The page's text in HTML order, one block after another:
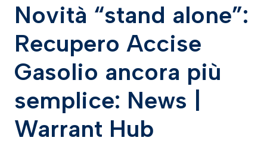
Novità “stand alone”:
Recupero Accise
Gasolio ancora più
semplice: News |
Warrant Hub